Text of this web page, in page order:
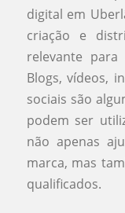
digital em
criação e
relevante
Blogs, vídeos,
sociais são
podem ser
não apenas
marca, mas
qualificados.